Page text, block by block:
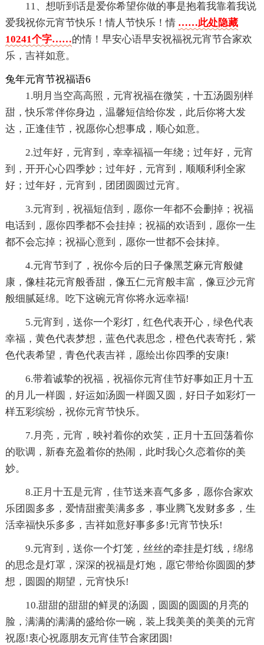
11、想听到话是爱你希望你做的事是抱着我靠着我说
爱我祝你元宵节快乐！情人节快乐！情 ……此处隐藏
10241个字……的情！早安心语早安祝福祝元宵节合家欢
乐，吉祥如意。
兔年元宵节祝福语6
1.明月当空高高照，元宵祝福在微笑，十五汤圆别样
甜，快乐常伴你身边，温馨短信给你发，此后你将大发
达，正逢佳节，祝愿你心想事成，顺心如意。
2.过年好，元宵到，幸幸福福一年绕；过年好，元宵
到，开开心心四季妙；过年好，元宵到，顺顺利利全家
好；过年好，元宵到，团团圆圆过元宵。
3.元宵到，祝福短信到，愿你一年都不会删掉；祝福
电话到，愿你四季都不会挂掉；祝福的欢语到，愿你一生
都不会忘掉；祝福心意到，愿你一世都不会抹掉。
4.元宵节到了，祝你今后的日子像黑芝麻元宵般健
康，像桂花元宵般香甜，像五仁元宵般丰富，像豆沙元宵
般细腻延绵。吃下这碗元宵你将永远幸福!
5.元宵到，送你一个彩灯，红色代表开心，绿色代表
幸福，黄色代表梦想，蓝色代表思念，橙色代表寄托，紫
色代表希望，青色代表吉祥，愿绘出你四季的安康!
6.带着诚挚的祝福，祝福你元宵佳节好事如正月十五
的月儿一样圆，好运如汤圆一样圆又圆，好日子如彩灯一
样五彩缤纷，祝你元宵节快乐。
7.月亮，元宵，映衬着你的欢笑，正月十五回荡着你
的歌调，新春充盈着你的热闹，此时我心久恋着你的美
妙。
8.正月十五是元宵，佳节送来喜气多多，愿你合家欢
乐团圆多多，爱情甜蜜美满多多，事业腾飞发财多多，生
活幸福快乐多多，吉祥如意好事多多!元宵节快乐!
9.元宵到，送你一个灯笼，丝丝的牵挂是灯线，绵绵
的思念是灯罩，深深的祝福是灯炮，愿它带给你圆圆的梦
想，圆圆的期望，元宵快乐!
10.甜甜的甜甜的鲜灵的汤圆，圆圆的圆圆的月亮的
脸，满满的满满的盛给你一碗，装上我美美的美美的元宵
祝愿!衷心祝愿朋友元宵佳节合家团圆!